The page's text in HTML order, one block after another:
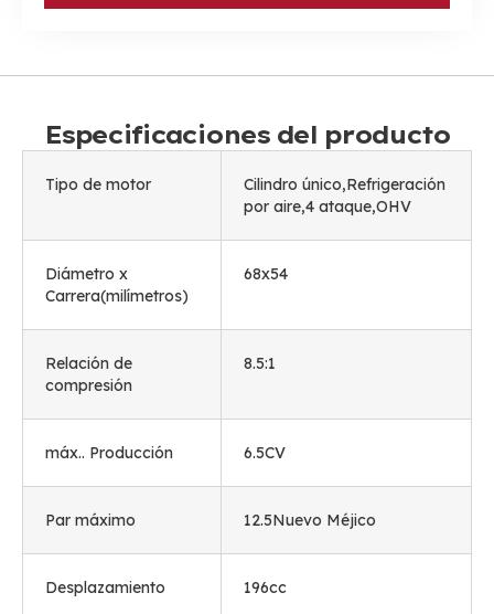
Especificaciones del producto
Tipo de motor
Cilindro único,Refrigeración
por aire,4 ataque,OHV
Diámetro x
Carrera(milímetros)
68x54
Relación de
compresión
8.5:1
máx.. Producción 6.5CV
Par máximo 12.5Nuevo Méjico
Desplazamiento 196cc